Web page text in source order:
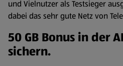
und Vielnutzer als Testsieger
dabei das sehr gute Netz von
50 GB Bonus in der
sichern.